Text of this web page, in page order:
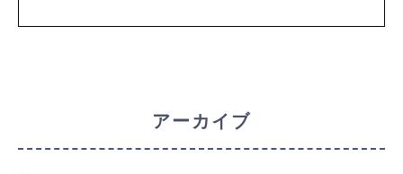
アーカイブ